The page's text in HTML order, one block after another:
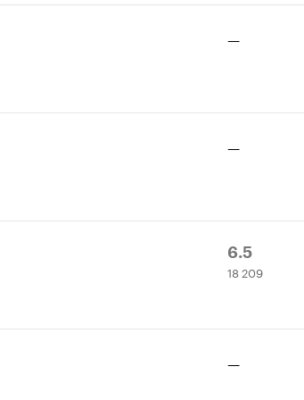
—
—
Рейтинг
Кинопоиска
6.5
18
209
18 209
—